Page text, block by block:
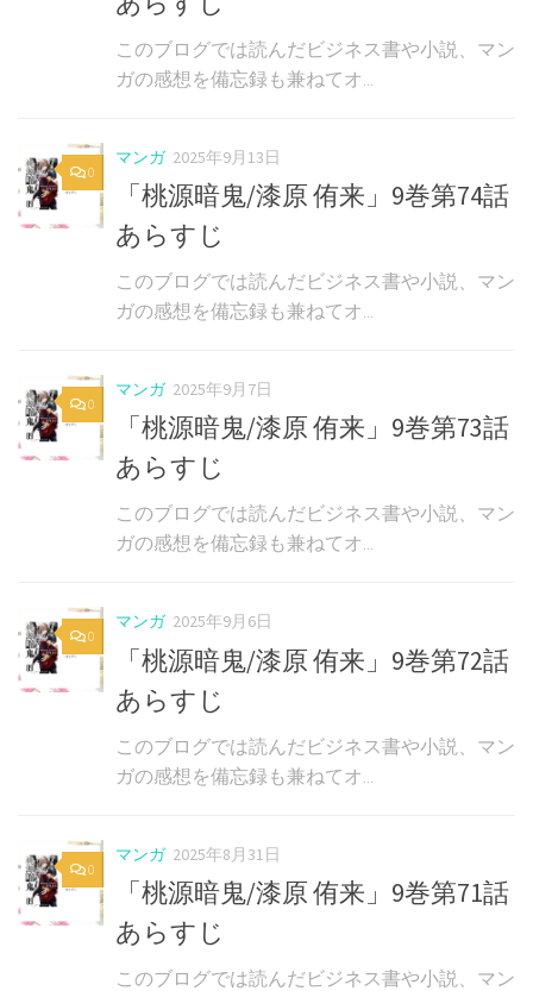
このブログでは読んだビジネス書や小説、マン
ガの感想を備忘録も兼ねてオ...
0
マンガ 2025年9月13日
「桃源暗鬼/漆原 侑来」9巻第74話
あらすじ
このブログでは読んだビジネス書や小説、マン
ガの感想を備忘録も兼ねてオ...
0
マンガ 2025年9月7日
「桃源暗鬼/漆原 侑来」9巻第73話
あらすじ
このブログでは読んだビジネス書や小説、マン
ガの感想を備忘録も兼ねてオ...
0
マンガ 2025年9月6日
「桃源暗鬼/漆原 侑来」9巻第72話
あらすじ
このブログでは読んだビジネス書や小説、マン
ガの感想を備忘録も兼ねてオ...
0
マンガ 2025年8月31日
「桃源暗鬼/漆原 侑来」9巻第71話
あらすじ
このブログでは読んだビジネス書や小説、マン